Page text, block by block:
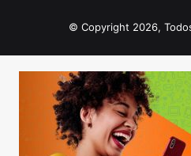
© Copyright 2026,